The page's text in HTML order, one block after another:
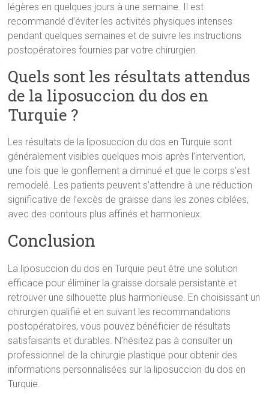
légères en quelques jours à une semaine. Il est
recommandé d’éviter les activités physiques intenses
pendant quelques semaines et de suivre les instructions
postopératoires fournies par votre chirurgien.
Quels sont les résultats attendus
de la liposuccion du dos en
Turquie ?
Les résultats de la liposuccion du dos en Turquie sont
généralement visibles quelques mois après l’intervention,
une fois que le gonflement a diminué et que le corps s’est
remodelé. Les patients peuvent s’attendre à une réduction
significative de l’excès de graisse dans les zones ciblées,
avec des contours plus affinés et harmonieux.
Conclusion
La liposuccion du dos en Turquie peut être une solution
efficace pour éliminer la graisse dorsale persistante et
retrouver une silhouette plus harmonieuse. En choisissant un
chirurgien qualifié et en suivant les recommandations
postopératoires, vous pouvez bénéficier de résultats
satisfaisants et durables. N’hésitez pas à consulter un
professionnel de la chirurgie plastique pour obtenir des
informations personnalisées sur la liposuccion du dos en
Turquie.